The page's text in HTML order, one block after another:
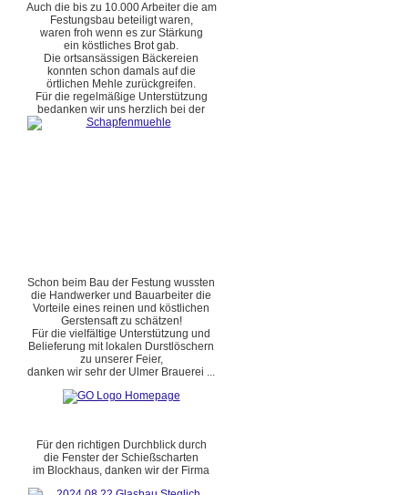
Auch die bis zu 10.000 Arbeiter die am
Festungsbau beteiligt waren,
waren froh wenn es zur Stärkung
ein köstliches Brot gab.
Die ortsansässigen Bäckereien
konnten schon damals auf die
örtlichen Mehle zurückgreifen.
Für die regelmäßige Unterstützung
bedanken wir uns herzlich bei der
Schon beim Bau der Festung wussten
die Handwerker und Bauarbeiter die
Vorteile eines reinen und köstlichen
Gerstensaft zu schätzen!
Für die vielfältige Unterstützung und
Belieferung mit lokalen Durstlöschern
zu unserer Feier,
danken wir sehr der Ulmer Brauerei ...
Für den richtigen Durchblick durch
die Fenster der Schießscharten
im Blockhaus, danken wir der Firma